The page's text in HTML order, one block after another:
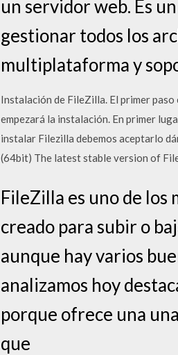
un servidor web. Es
gestionar todos los
multiplataforma y
Instalación de FileZilla. El primer
empezará la instalación. En primer
instalar Filezilla debemos aceptarlo
(64bit) The latest stable version of
FileZilla es uno de los
creado para subir o
aunque hay varios
analizamos hoy
porque ofrece una
que